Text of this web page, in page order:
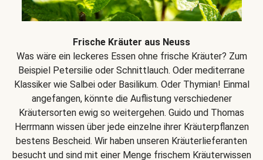
Frische Kräuter aus Neuss
Was wäre ein leckeres Essen ohne frische Kräuter? Zum
Beispiel Petersilie oder Schnittlauch. Oder mediterrane
Klassiker wie Salbei oder Basilikum. Oder Thymian! Einmal
angefangen, könnte die Auflistung verschiedener
Kräutersorten ewig so weitergehen. Guido und Thomas
Herrmann wissen über jede einzelne ihrer Kräuterpflanzen
bestens Bescheid. Wir haben unseren Kräuterlieferanten
besucht und sind mit einer Menge frischem Kräuterwissen